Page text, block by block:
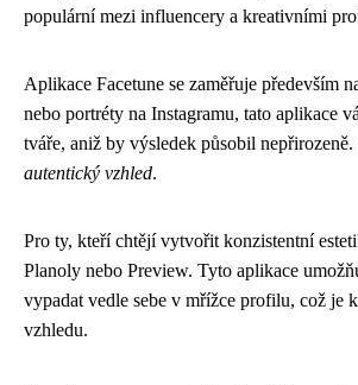
populární mezi influencery a kreativními
Aplikace Facetune se zaměřuje především
nebo portréty na Instagramu, tato aplikace
tváře, aniž by výsledek působil
autentický vzhled.
Pro ty, kteří chtějí vytvořit konzistentní
Planoly nebo Preview. Tyto aplikace
vypadat vedle sebe v mřížce profilu, což je
vzhledu.